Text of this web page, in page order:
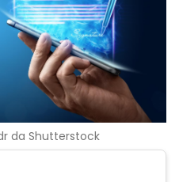
da Shutterstock